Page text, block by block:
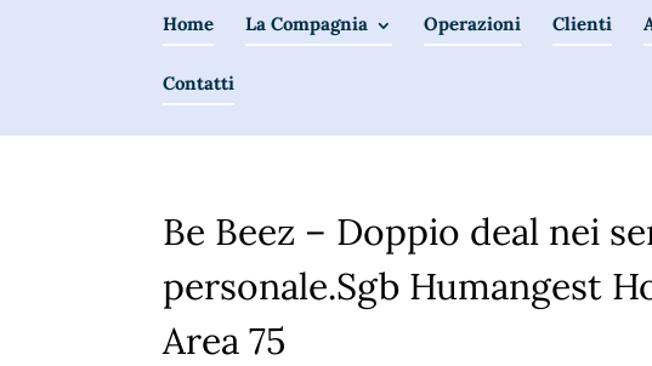
Home La Compagnia Operazioni Clienti
Contatti
Be Beez – Doppio deal nei
personale.Sgb Humangest
Area 75